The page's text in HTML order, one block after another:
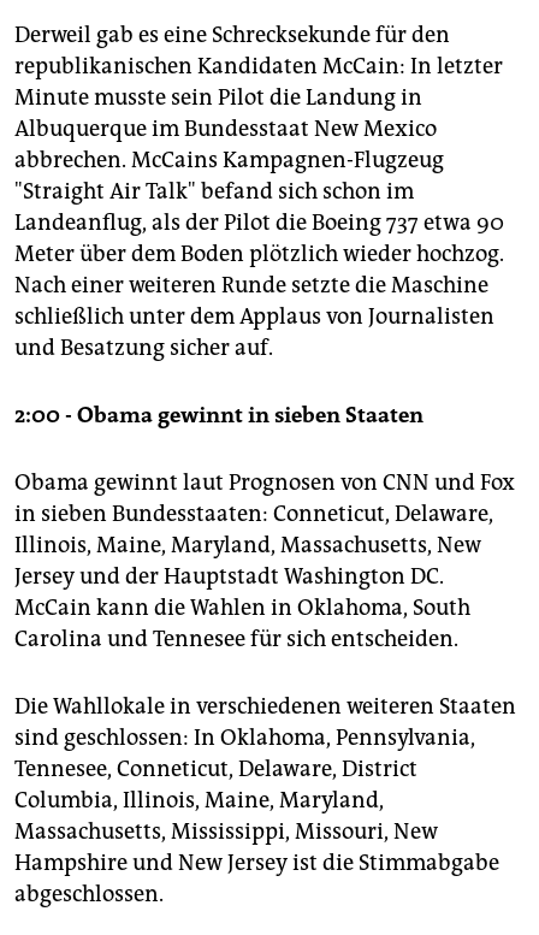
Derweil gab es eine Schrecksekunde für den
republikanischen Kandidaten McCain: In letzter
Minute musste sein Pilot die Landung in
Albuquerque im Bundesstaat New Mexico
abbrechen. McCains Kampagnen-Flugzeug
"Straight Air Talk" befand sich schon im
Landeanflug, als der Pilot die Boeing 737 etwa 90
Meter über dem Boden plötzlich wieder hochzog.
Nach einer weiteren Runde setzte die Maschine
schließlich unter dem Applaus von Journalisten
und Besatzung sicher auf.
2:00 - Obama gewinnt in sieben Staaten
Obama gewinnt laut Prognosen von CNN und Fox
in sieben Bundesstaaten: Conneticut, Delaware,
Illinois, Maine, Maryland, Massachusetts, New
Jersey und der Hauptstadt Washington DC.
McCain kann die Wahlen in Oklahoma, South
Carolina und Tennesee für sich entscheiden.
Die Wahllokale in verschiedenen weiteren Staaten
sind geschlossen: In Oklahoma, Pennsylvania,
Tennesee, Conneticut, Delaware, District
Columbia, Illinois, Maine, Maryland,
Massachusetts, Mississippi, Missouri, New
Hampshire und New Jersey ist die Stimmabgabe
abgeschlossen.